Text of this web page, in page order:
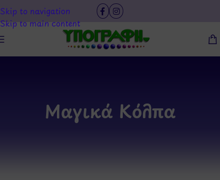
Skip to navigation
Skip to main content
Μαγικά Κόλπα